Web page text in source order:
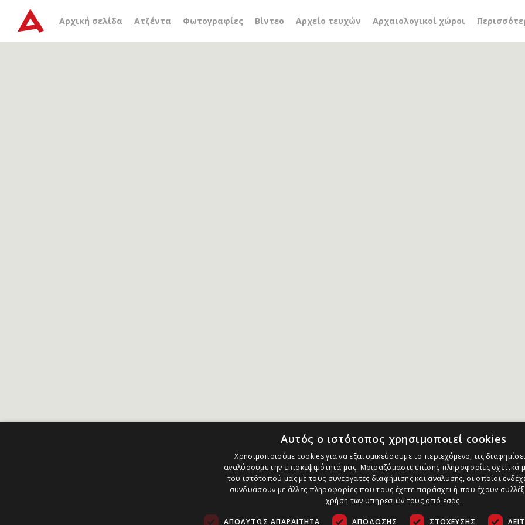
Αρχική σελίδα Ατζέντα Φωτογραφίες Βίντεο Αρχείο τευχών Αρχαιολογικοί χώροι
Αρχείο ετικέτας αυθεντική
Αυτός ο ιστότοπος χρησιμοποιεί cookies
Χρησιμοποιούμε cookies για να εξατομικεύσουμε το περιεχόμενο, τις
αναλύσουμε την επισκεψιμότητά μας. Μοιραζόμαστε επίσης πληροφορίες σχετικά
του ιστότοπού μας με τους συνεργάτες διαφήμισης και ανάλυσης, οι οποίοι
συνδυάσουν με άλλες πληροφορίες που τους έχετε παράσχει ή που έχουν
χρήση των υπηρεσιών τους από εσάς.
ΑΠΟΛΎΤΩΣ ΑΠΑΡΑΊΤΗΤΑ ΑΠΌΔΟΣΗΣ ΣΤΌΧΕΥΣΗΣ